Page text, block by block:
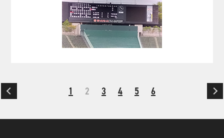
1 2 3 4 5 6